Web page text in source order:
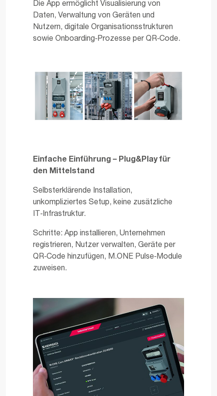
Die App ermöglicht Visualisierung von
Daten, Verwaltung von Geräten und
Nutzern, digitale Organisationsstrukturen
sowie Onboarding‑Prozesse per QR‑Code.
Einfache Einführung – Plug&Play für
den Mittelstand
Selbsterklärende Installation,
unkompliziertes Setup, keine zusätzliche
IT‑Infrastruktur.
Schritte: App installieren, Unternehmen
registrieren, Nutzer verwalten, Geräte per
QR‑Code hinzufügen, M.ONE Pulse‑Module
zuweisen.